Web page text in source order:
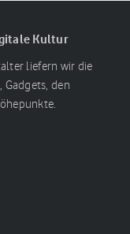
Kultur
liefern wir die
den